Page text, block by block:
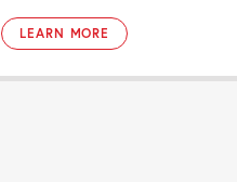
LEARN MORE